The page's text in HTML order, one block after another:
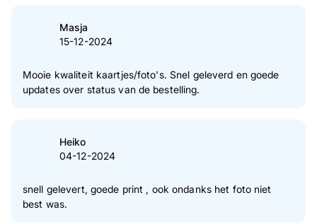
Masja
15-12-2024
Mooie kwaliteit kaartjes/foto's. Snel geleverd en goede
updates over status van de bestelling.
Heiko
04-12-2024
snell gelevert, goede print , ook ondanks het foto niet
best was.